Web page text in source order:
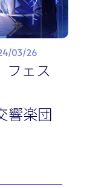
03/26
フェス
響楽団